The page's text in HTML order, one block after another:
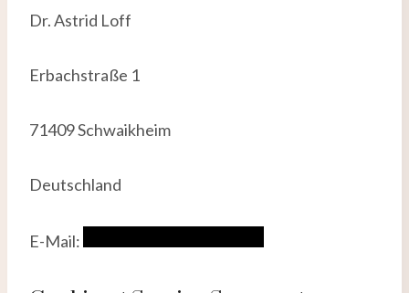
Dr. Astrid Loff
Erbachstraße 1
71409 Schwaikheim
Deutschland
E-Mail: